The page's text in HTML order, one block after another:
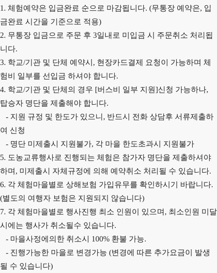
1. 체험예약은 입금완료 순으로 마감됩니다. (무통장 예약은, 입
금완료 시간을 기준으로 적용)
2. 무통장 입금으로 주문 후 3일내로 미입금 시 주문취소 처리됩
니다.
3. 학교/기관 및 단체 예약시, 현장카드결제 요청이 가능하며 체
험비 일부를 선입금 하셔야 합니다.
4. 학교/기관 및 단체의 경우 [버스비 일부 지원]신청 가능하나,
탑승자 명단을 제출해야 합니다.
- 지원 규정 및 한도가 있으니, 반드시 전화 상담후 서류제출하
여 신청
- 명단 미제출시 지원불가, 각 마을 한도초과시 지원불가
5. 도농교류행사로 진행되는 체험은 참가자 명단을 제출하셔야
하며, 미제출시 자체규정에 의해 예약취소 처리될 수 있습니다.
6. 각 체험마을별로 상해보험 가입유무를 확인하시기 바랍니다.
(별도의 여행자 보험은 지원되지 않습니다)
7. 각 체험마을별로 행사진행 최소 인원이 있으며, 최소인원 미달
시에는 행사가 취소될수 있습니다.
- 마을사정에의한 취소시 100% 환불 가능.
- 진행가능한 마을로 변경가능 (변경에 따른 추가요금이 발생
될 수 있습니다)